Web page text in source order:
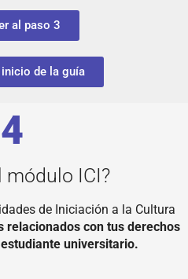
al paso 3
de la guía
4
módulo ICI?
de Iniciación a la Cultura
relacionados con tus derechos
universitario.